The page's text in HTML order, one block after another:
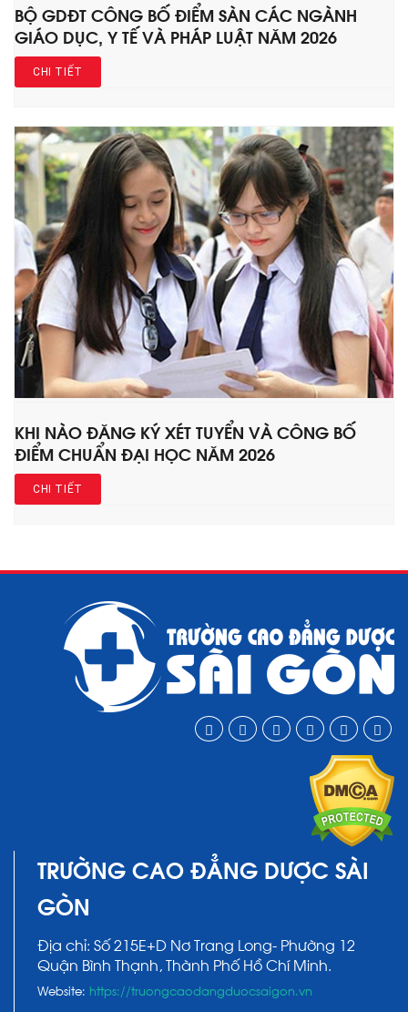
BỘ GDĐT CÔNG BỐ ĐIỂM SÀN CÁC NGÀNH
GIÁO DỤC, Y TẾ VÀ PHÁP LUẬT NĂM 2026
CHI TIẾT
KHI NÀO ĐĂNG KÝ XÉT TUYỂN VÀ CÔNG BỐ
ĐIỂM CHUẨN ĐẠI HỌC NĂM 2026
CHI TIẾT
TRƯỜNG CAO ĐẲNG DƯỢC SÀI
GÒN
Địa chỉ: Số 215E+D Nơ Trang Long- Phường 12
Quận Bình Thạnh, Thành Phố Hồ Chí Minh.
Website: https://truongcaodangduocsaigon.vn